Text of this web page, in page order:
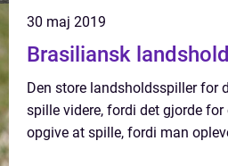
30 maj 2019
Brasiliansk
Den store landsholdsspiller for
spille videre, fordi det gjorde
opgive at spille, fordi man